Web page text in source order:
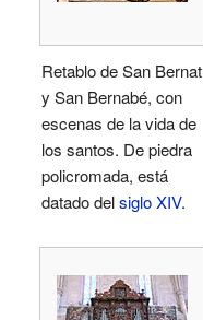
Retablo de San Bernat
y San Bernabé, con
escenas de la vida de
los santos. De piedra
policromada, está
datado delsiglo XIV.